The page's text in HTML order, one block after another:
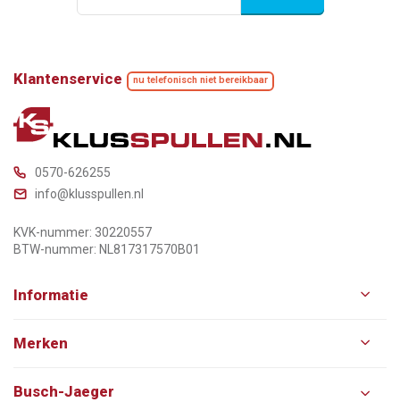
Klantenservice nu telefonisch niet bereikbaar
0570-626255
info@klusspullen.nl
KVK-nummer: 30220557
BTW-nummer: NL817317570B01
Informatie
Merken
Busch-Jaeger